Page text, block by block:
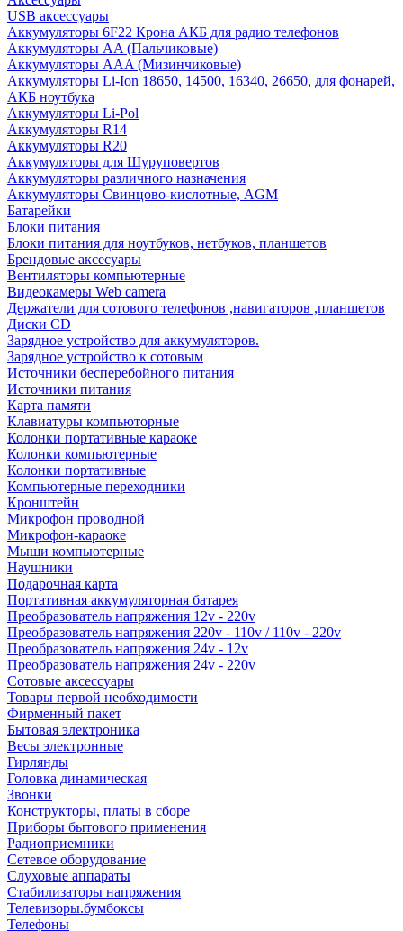
USB аксессуары
Аккумуляторы 6F22 Крона АКБ для радио телефонов
Аккумуляторы AA (Пальчиковые)
Аккумуляторы AAA (Мизинчиковые)
Аккумуляторы Li-Ion 18650, 14500, 16340, 26650, для фонарей,
АКБ ноутбука
Аккумуляторы Li-Pol
Аккумуляторы R14
Аккумуляторы R20
Аккумуляторы для Шуруповертов
Аккумуляторы различного назначения
Аккумуляторы Свинцово-кислотные, AGM
Батарейки
Блоки питания
Блоки питания для ноутбуков, нетбуков, планшетов
Брендовые аксесуары
Вентиляторы компьютерные
Видеокамеры Web camera
Держатели для сотового телефонов ,навигаторов ,планшетов
Диски CD
Зарядное устройство для аккумуляторов.
Зарядное устройство к сотовым
Источники бесперебойного питания
Источники питания
Карта памяти
Клавиатуры компьюторные
Колонки портативные караоке
Колонки компьютерные
Колонки портативные
Компьютерные переходники
Кронштейн
Микрофон проводной
Микрофон-караоке
Мыши компьютерные
Наушники
Подарочная карта
Портативная аккумуляторная батарея
Преобразователь напряжения 12v - 220v
Преобразователь напряжения 220v - 110v / 110v - 220v
Преобразователь напряжения 24v - 12v
Преобразователь напряжения 24v - 220v
Сотовые аксессуары
Товары первой необходимости
Фирменный пакет
Бытовая электроника
Весы электронные
Гирлянды
Головка динамическая
Звонки
Конструкторы, платы в сборе
Приборы бытового применения
Радиоприемники
Сетевое оборудование
Слуховые аппараты
Стабилизаторы напряжения
Телевизоры.бумбоксы
Телефоны